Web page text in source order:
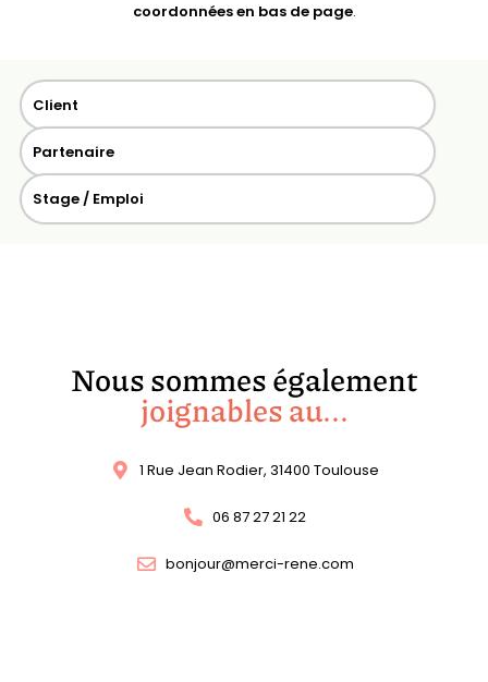
coordonnées en bas de page.
Client
Partenaire
Stage / Emploi
Nous sommes également
joignables au...
1 Rue Jean Rodier, 31400 Toulouse
06 87 27 21 22
bonjour@merci-rene.com